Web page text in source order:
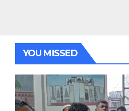
YOU MISSED